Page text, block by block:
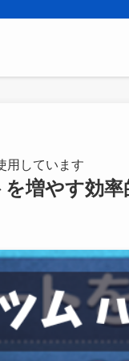
用しています
を増やす効